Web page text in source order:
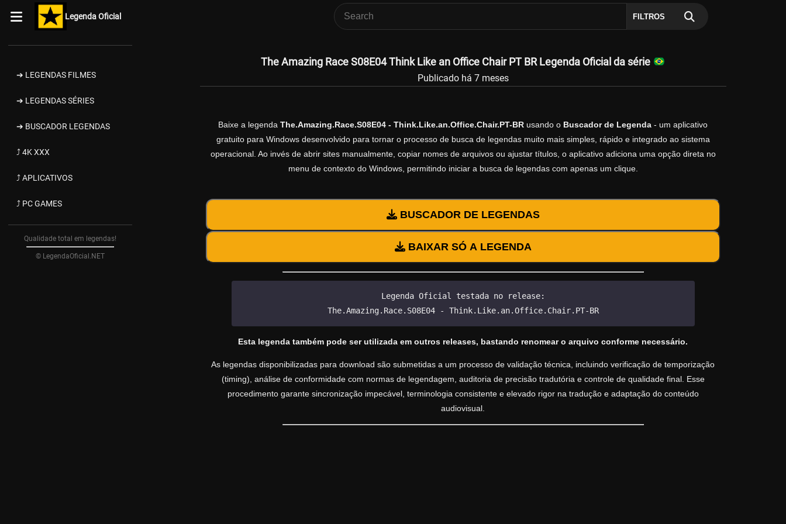
Legenda Oficial FILTROS
➔ LEGENDAS FILMES
➔ LEGENDAS SÉRIES
➔ BUSCADOR LEGENDAS
⤴ 4K XXX
⤴ APLICATIVOS
⤴ PC GAMES
Qualidade total em legendas!
© LegendaOficial.NET
The Amazing Race S08E04 Think Like an Office Chair PT BR Legenda Oficial da série
Publicado há 7 meses
Baixe a legenda The.Amazing.Race.S08E04 - Think.Like.an.Office.Chair.PT-BR usando o Buscador de Legenda - um aplicativo
gratuito para Windows desenvolvido para tornar o processo de busca de legendas muito mais simples, rápido e integrado ao sistema
operacional. Ao invés de abrir sites manualmente, copiar nomes de arquivos ou ajustar títulos, o aplicativo adiciona uma opção direta no
menu de contexto do Windows, permitindo iniciar a busca de legendas com apenas um clique.
BUSCADOR DE LEGENDAS
BAIXAR SÓ A LEGENDA
Legenda Oficial testada no release:
The.Amazing.Race.S08E04 - Think.Like.an.Office.Chair.PT-BR
Esta legenda também pode ser utilizada em outros releases, bastando renomear o arquivo conforme necessário.
As legendas disponibilizadas para download são submetidas a um processo de validação técnica, incluindo verificação de temporização
(timing), análise de conformidade com normas de legendagem, auditoria de precisão tradutória e controle de qualidade final. Esse
procedimento garante sincronização impecável, terminologia consistente e elevado rigor na tradução e adaptação do conteúdo
audiovisual.